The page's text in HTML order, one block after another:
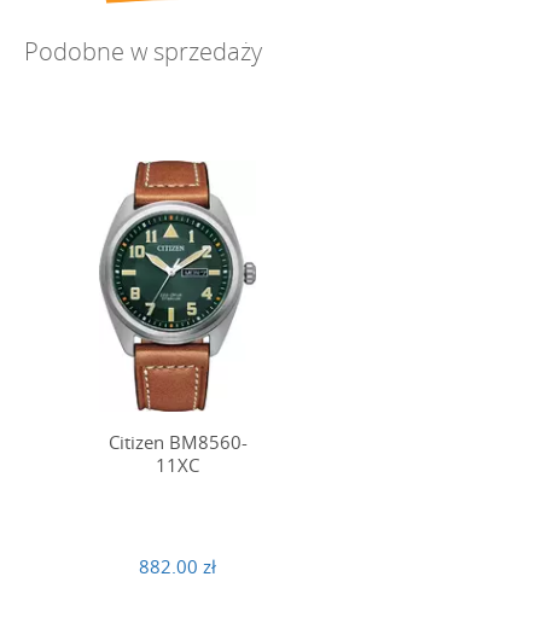
Podobne w sprzedaży
Citizen BM8560-
11XC
882.00 zł